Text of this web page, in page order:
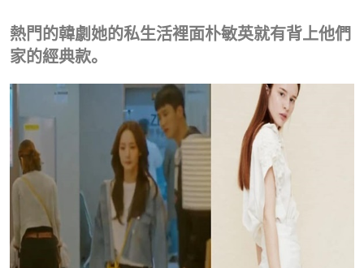
熱門的韓劇她的私生活裡面朴敏英就有背上他們
家的經典款。